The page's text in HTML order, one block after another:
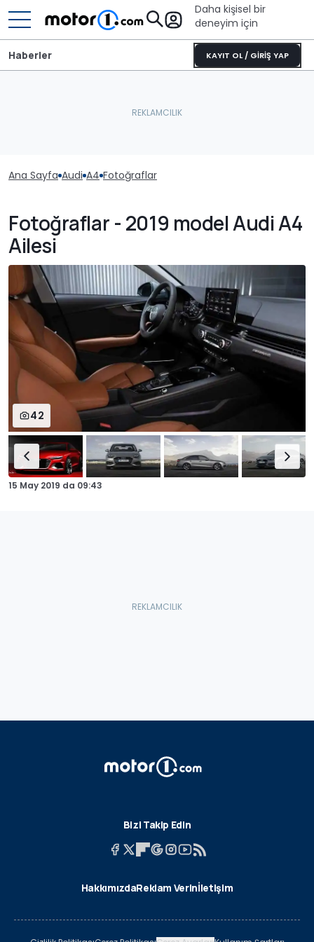
Daha kişisel bir
deneyim için
KAYIT OL / GİRİŞ YAP
Haberler
Ana Sayfa Audi A4 Fotoğraflar
Fotoğraflar - 2019 model Audi A4
Ailesi
42
15 May 2019 da 09:43
Bizi Takip Edin
HakkımızdaReklam Verinİletişim